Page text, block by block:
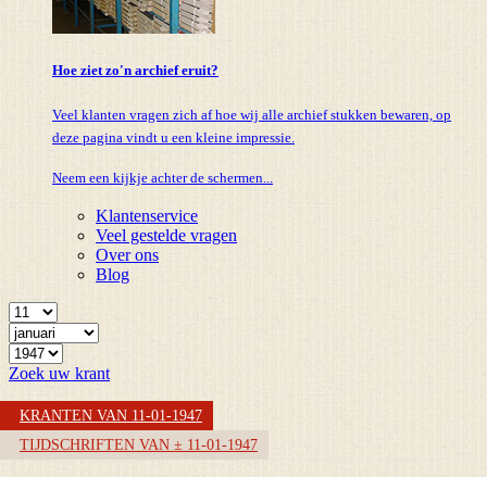
Hoe ziet zo'n archief eruit?
Veel klanten vragen zich af hoe wij alle archief stukken bewaren, op
deze pagina vindt u een kleine impressie.
Neem een kijkje achter de schermen...
Klantenservice
Veel gestelde vragen
Over ons
Blog
Zoek uw krant
KRANTEN VAN 11-01-1947
TIJDSCHRIFTEN VAN ± 11-01-1947